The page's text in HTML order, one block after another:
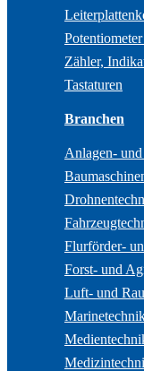
Zähler,
Tastaturen
Branchen
Anlagen-
Flurförder-
Forst- und
Luft- und